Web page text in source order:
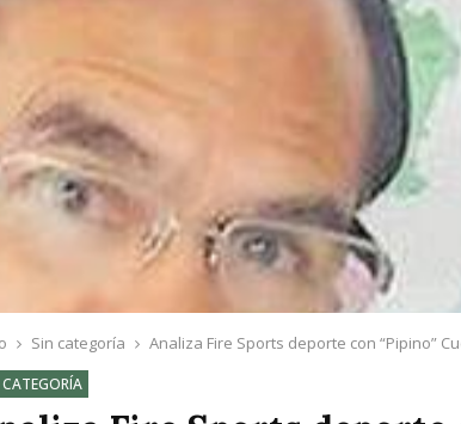
Sin categoría Analiza Fire Sports deporte con “Pipino”